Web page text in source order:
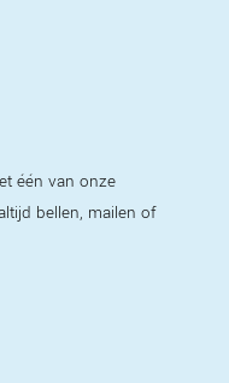
één van onze
bellen, mailen of